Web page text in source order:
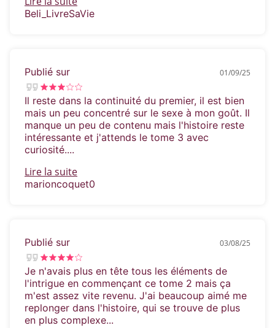
Beli_LivreSaVie
Publié sur 01/09/25
Il reste dans la continuité du premier, il est bien
mais un peu concentré sur le sexe à mon goût. Il
manque un peu de contenu mais l'histoire reste
intéressante et j'attends le tome 3 avec
curiosité....
Lire la suite
marioncoquet0
Publié sur 03/08/25
Je n'avais plus en tête tous les éléments de
l'intrigue en commençant ce tome 2 mais ça
m'est assez vite revenu. J'ai beaucoup aimé me
replonger dans l'histoire, qui se trouve de plus
en plus complexe...